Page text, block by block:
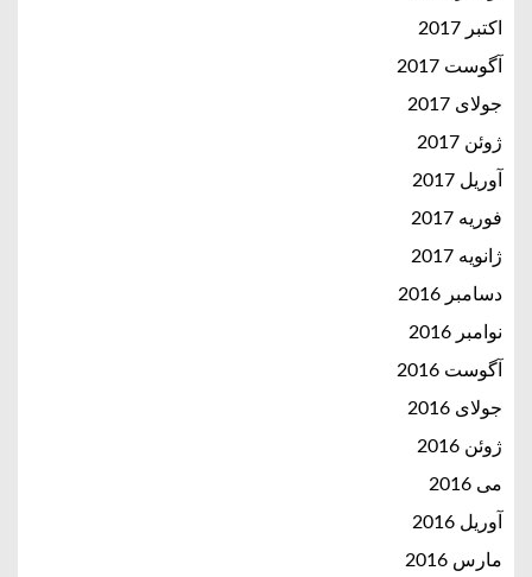
اکتبر 2017
آگوست 2017
جولای 2017
ژوئن 2017
آوریل 2017
فوریه 2017
ژانویه 2017
دسامبر 2016
نوامبر 2016
آگوست 2016
جولای 2016
ژوئن 2016
می 2016
آوریل 2016
مارس 2016